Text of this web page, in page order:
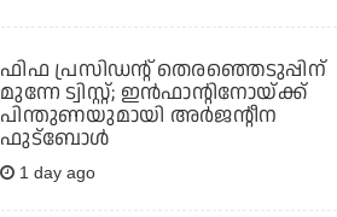
ഫിഫ പ്രസിഡന്റ് തെരഞ്ഞെടുപ്പിന്
മുന്നേ ട്വിസ്റ്റ്; ഇന്‍ഫാന്റിനോയ്ക്ക്
പിന്തുണയുമായി അര്‍ജന്റീന
ഫുട്‌ബോള്‍
1 day ago